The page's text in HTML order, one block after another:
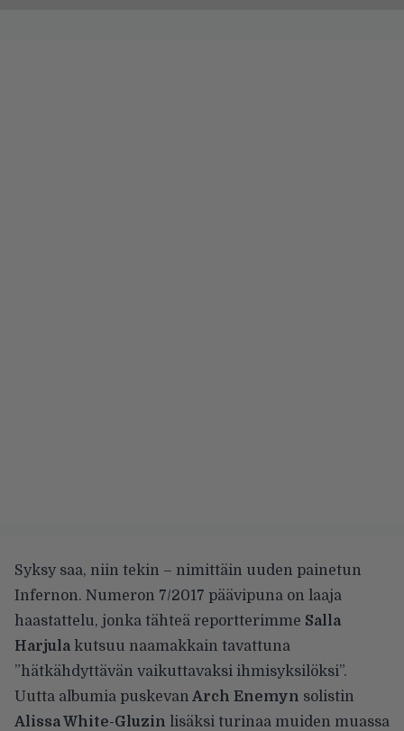
Syksy saa, niin tekin – nimittäin uuden painetun
Infernon. Numeron 7/2017 päävipuna on laaja
haastattelu, jonka tähteä reportterimme Salla
Harjulakutsuu naamakkain tavattuna
”hätkähdyttävän vaikuttavaksi ihmisyksilöksi”.
Uutta albumia puskevan Arch Enemyn solistin
Alissa White-Gluzin lisäksi turinaa muiden muassa